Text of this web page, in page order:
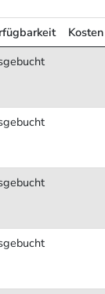
Kosten